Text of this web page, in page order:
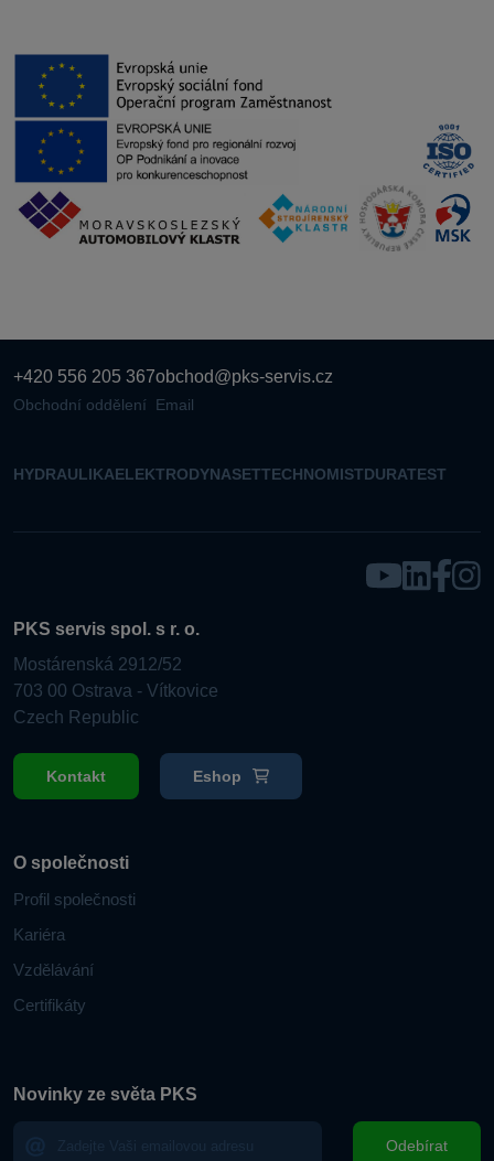
+420 556 205 367
Obchodní oddělení
obchod@pks-servis.cz
Email
HYDRAULIKAELEKTRODYNASETTECHNOMISTDURATEST
PKS servis spol. s r. o.
Mostárenská 2912/52
703 00 Ostrava - Vítkovice
Czech Republic
Kontakt Eshop
O společnosti
Profil společnosti
Kariéra
Vzdělávání
Certifikáty
Novinky ze světa PKS
Odebírat